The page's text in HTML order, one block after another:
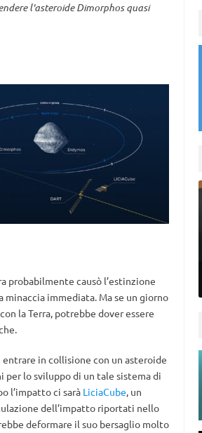
l'asteroide Dimorphos quasi
probabilmente causò l’estinzione
immediata. Ma se un giorno
la Terra, potrebbe dover essere
in collisione con un asteroide
per lo sviluppo di un tale sistema di
l’impatto ci sarà LiciaCube, un
dell’impatto riportati nello
deformare il suo bersaglio molto